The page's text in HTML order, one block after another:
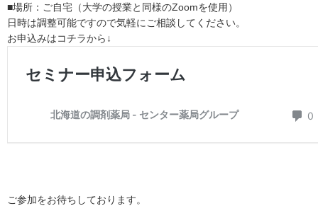
■場所：ご自宅（大学の授業と同様のZoomを使用）
日時は調整可能ですので気軽にご相談してください。
お申込みはコチラから↓
ご参加をお待ちしております。